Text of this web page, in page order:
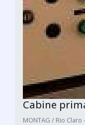
Cabine
MONTAG / Rio Claro